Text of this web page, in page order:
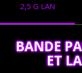
2,5 G LAN
BANDE
ET